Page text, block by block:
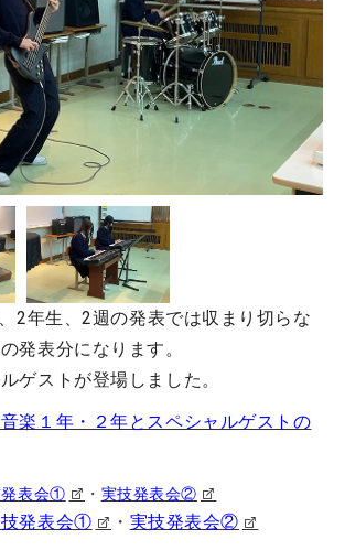
2年生、2週の発表では収まり切らな
発表分になります。
ゲストが登場しました。
楽１年・２年とスペシャルゲストの
発表会① ・ 実技発表会②
発表会① ・ 実技発表会②